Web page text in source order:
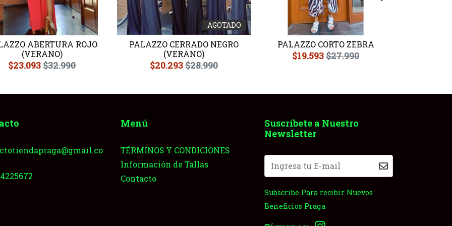
ABERTURA ROJO
(VERANO)
$23.093$32.990
AGOTADO
PALAZZO CERRADO NEGRO
(VERANO)
$20.293$28.990
PALAZZO CORTO ZEBRA
$19.593$27.990
Menú
TÉRMINOS Y CONDICIONES
Información de Tallas
Contacto
Suscríbete a Nuestro
Newsletter
Subscribe Para recibir Nuevos
Beneficios Praga